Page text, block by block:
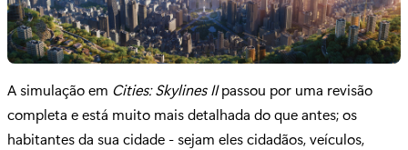
A simulação em Cities: Skylines IIpassou por uma revisão
completa e está muito mais detalhada do que antes; os
habitantes da sua cidade - sejam eles cidadãos, veículos,